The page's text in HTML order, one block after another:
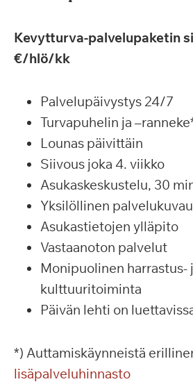
Kevytturva-palvelupaketin
€/hlö/kk
Palvelupäivystys 24/7
Turvapuhelin ja
Lounas päivittäin
Siivous joka 4. viikko
Asukaskeskustelu, 30
Yksilöllinen
Asukastietojen ylläpito
Vastaanoton palvelut
Monipuolinen harrastus-
kulttuuritoiminta
Päivän lehti on
*) Auttamiskäynneistä
lisäpalveluhinnasto